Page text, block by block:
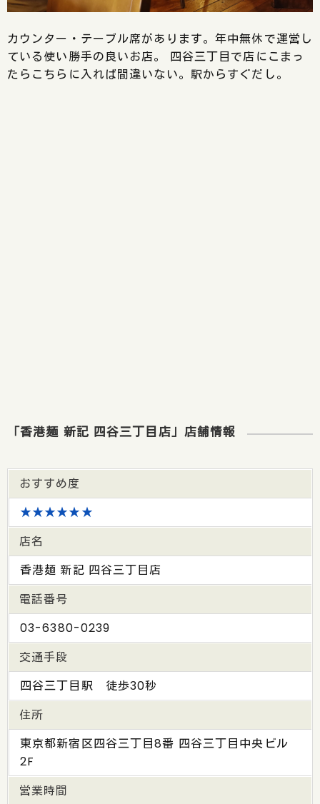
カウンター・テーブル席があります。年中無休で運営し
ている使い勝手の良いお店。 四谷三丁目で店にこまっ
たらこちらに入れば間違いない。駅からすぐだし。
「香港麺 新記 四谷三丁目店」店舗情報
おすすめ度
★★★★★★
店名
香港麺 新記 四谷三丁目店
電話番号
03-6380-0239
交通手段
四谷三丁目駅 徒歩30秒
住所
東京都新宿区四谷三丁目8番 四谷三丁目中央ビル
2F
営業時間